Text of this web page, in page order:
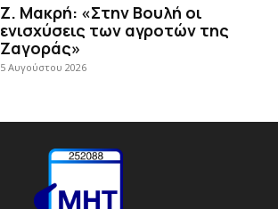
Ζ. Μακρή: «Στην Βουλή οι
ενισχύσεις των αγροτών της
Ζαγοράς»
5 Αυγούστου 2026